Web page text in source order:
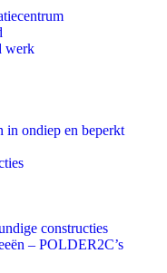
werk
in ondiep en beperkt
constructies
– POLDER2C’s